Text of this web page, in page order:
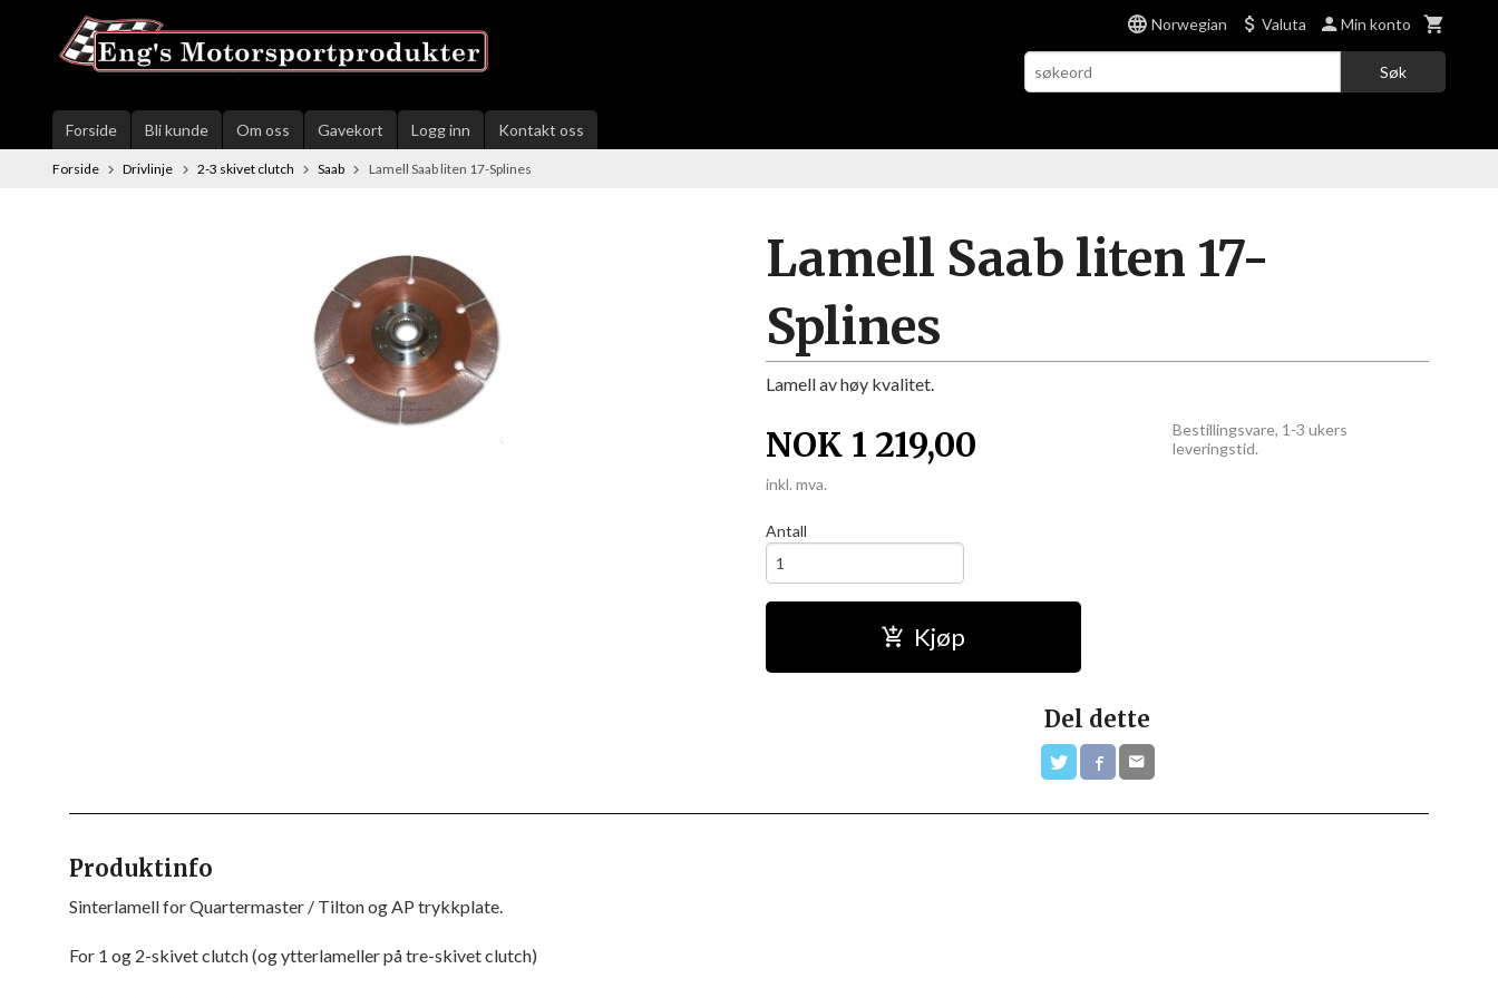
innholdet
Norwegian Valuta Min konto
Søk
Forside Bli kunde Om oss Gavekort Logg inn Kontakt oss
Forside Drivlinje 2-3 skivet clutch Saab Lamell Saab liten 17-Splines
Lamell Saab liten 17-
Splines
Lamell av høy kvalitet.
NOK 1 219,00
inkl. mva.
Bestillingsvare, 1-3 ukers
leveringstid.
Antall
Kjøp
Del dette
Produktinfo
Sinterlamell for Quartermaster / Tilton ogAP trykkplate.
For 1 og 2-skivet clutch (og ytterlameller på tre-skivet clutch)